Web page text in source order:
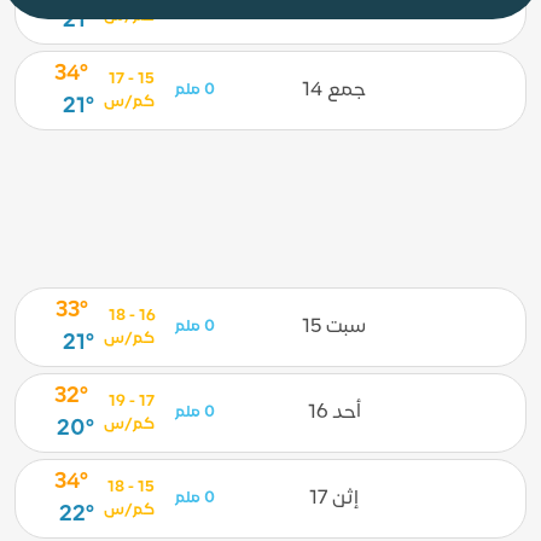
كم/س
21°
جمع 14 0 ملم
15 - 17
كم/س
34°
21°
سبت 15 0 ملم
16 - 18
كم/س
33°
21°
أحد 16 0 ملم
17 - 19
كم/س
32°
20°
إثن 17 0 ملم
15 - 18
كم/س
34°
22°